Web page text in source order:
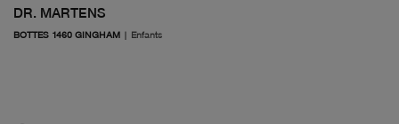
DR. MARTENS
BOTTES 1460 GINGHAM | Enfants